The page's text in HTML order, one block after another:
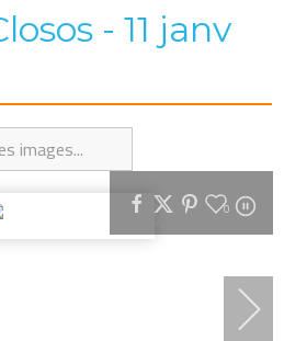
- 11 janv
0